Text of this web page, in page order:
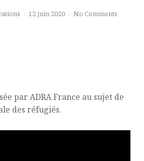
12 juin 2020 No Comments
par ADRA France au sujet de
des réfugiés.